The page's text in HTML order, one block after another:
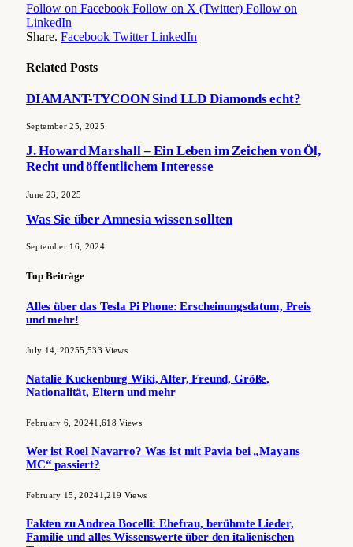
Follow on Facebook Follow on X (Twitter) Follow on
LinkedIn
Share. Facebook Twitter LinkedIn
Related Posts
DIAMANT-TYCOON Sind LLD Diamonds echt?
September 25, 2025
J. Howard Marshall – Ein Leben im Zeichen von Öl,
Recht und öffentlichem Interesse
June 23, 2025
Was Sie über Amnesia wissen sollten
September 16, 2024
Top Beiträge
Alles über das Tesla Pi Phone: Erscheinungsdatum, Preis
und mehr!
July 14, 20255,533Views
Natalie Kuckenburg Wiki, Alter, Freund, Größe,
Nationalität, Eltern und mehr
February 6, 20241,618Views
Wer ist Roel Navarro? Was ist mit Pavia bei „Mayans
MC“ passiert?
February 15, 20241,219 Views
Fakten zu Andrea Bocelli: Ehefrau, berühmte Lieder,
Familie und alles Wissenswerte über den italienischen